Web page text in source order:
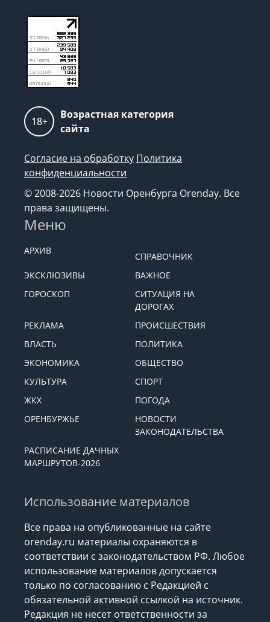
18+
Возрастная категория
сайта
Согласие на обработку Политика
конфиденциальности
© 2008-2026 Новости Оренбурга Orenday. Все
права защищены.
Меню
АРХИВ
СПРАВОЧНИК
ЭКСКЛЮЗИВЫ
ВАЖНОЕ
ГОРОСКОП
СИТУАЦИЯ НА
ДОРОГАХ
РЕКЛАМА
ПРОИСШЕСТВИЯ
ВЛАСТЬ
ПОЛИТИКА
ЭКОНОМИКА
ОБЩЕСТВО
КУЛЬТУРА
СПОРТ
ЖКХ
ПОГОДА
ОРЕНБУРЖЬЕ
НОВОСТИ
ЗАКОНОДАТЕЛЬСТВА
РАСПИСАНИЕ ДАЧНЫХ
МАРШРУТОВ-2026
Использование материалов
Все права на опубликованные на сайте
orenday.ru материалы охраняются в
соответствии с законодательством РФ. Любое
использование материалов допускается
только по согласованию с Редакцией с
обязательной активной ссылкой на источник.
Редакция не несет ответственности за